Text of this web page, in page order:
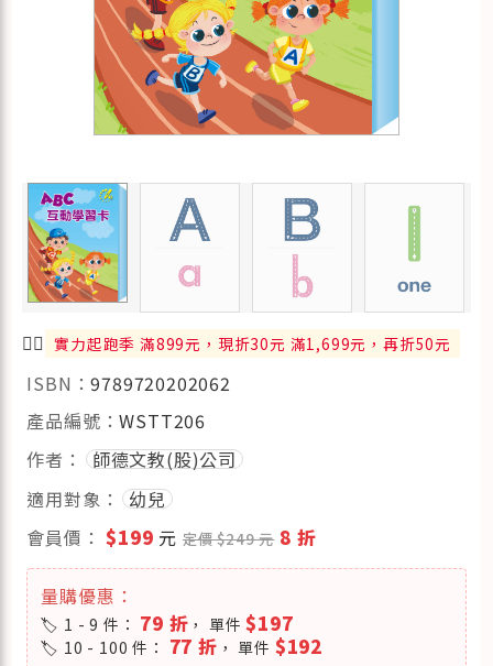
🏃‍♂️ 實力起跑季 滿899元，現折30元 滿1,699元，再折50元
ISBN：9789720202062
產品編號：WSTT206
作者：
師德文教(股)公司
適用對象：
幼兒
會員價： $199 元定價 $249 元 8 折
量購優惠：
1 - 9 件： 79 折 ， 單件$197
10 - 100 件： 77 折 ， 單件 $192